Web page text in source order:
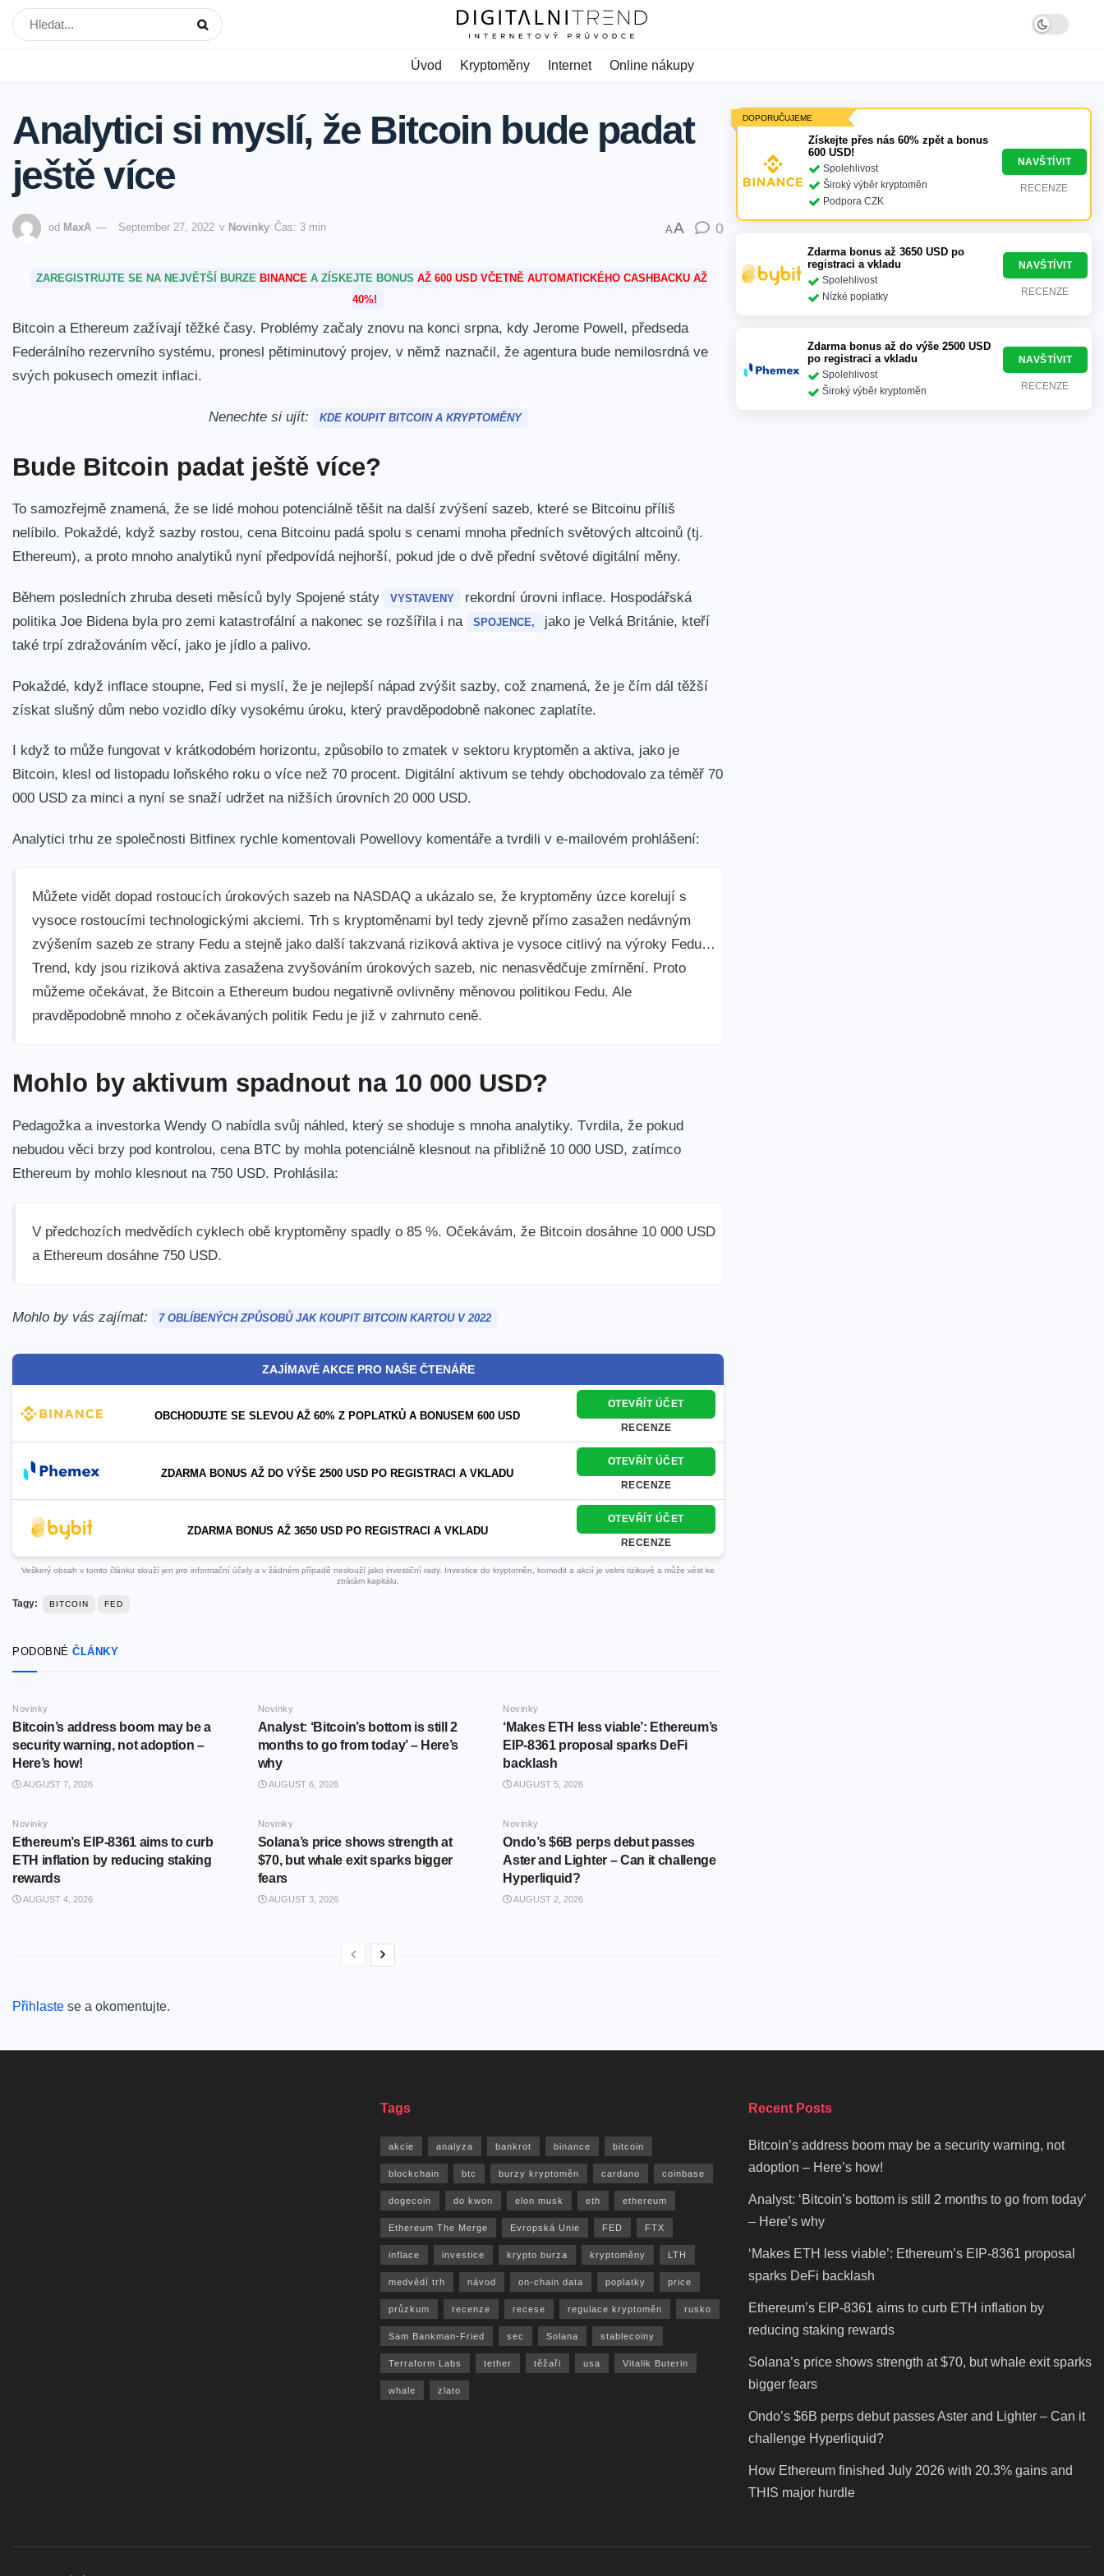
Úvod Kryptoměny Internet Online nákupy
Analytici si myslí, že Bitcoin bude padat
ještě více
od MaxA September 27, 2022 v Novinky Čas: 3 min AA 0
ZAREGISTRUJTE SE NA NEJVĚTŠÍ BURZE BINANCEA ZÍSKEJTE BONUS AŽ 600 USD VČETNĚ AUTOMATICKÉHO CASHBACKU AŽ
40%!
Bitcoin a Ethereum zažívají těžké časy. Problémy začaly znovu na konci srpna, kdy Jerome Powell, předseda
Federálního rezervního systému, pronesl pětiminutový projev, v němž naznačil, že agentura bude nemilosrdná ve
svých pokusech omezit inflaci.
Nenechte si ujít: KDE KOUPIT BITCOIN A KRYPTOMĚNY
Bude Bitcoin padat ještě více?
To samozřejmě znamená, že se lidé mohou potenciálně těšit na další zvýšení sazeb, které se Bitcoinu příliš
nelíbilo. Pokaždé, když sazby rostou, cena Bitcoinu padá spolu s cenami mnoha předních světových altcoinů (tj.
Ethereum), a proto mnoho analytiků nyní předpovídá nejhorší, pokud jde o dvě přední světové digitální měny.
Během posledních zhruba deseti měsíců byly Spojené státy VYSTAVENY
rekordní úrovni inflace. Hospodářská
politika Joe Bidena byla pro zemi katastrofální a nakonec se rozšířila i na
SPOJENCE,
jako je Velká Británie, kteří
také trpí zdražováním věcí, jako je jídlo a palivo.
Pokaždé, když inflace stoupne, Fed si myslí, že je nejlepší nápad zvýšit sazby, což znamená, že je čím dál těžší
získat slušný dům nebo vozidlo díky vysokému úroku, který pravděpodobně nakonec zaplatíte.
I když to může fungovat v krátkodobém horizontu, způsobilo to zmatek v sektoru kryptoměn a aktiva, jako je
Bitcoin, klesl od listopadu loňského roku o více než 70 procent. Digitální aktivum se tehdy obchodovalo za téměř 70
000 USD za minci a nyní se snaží udržet na nižších úrovních 20 000 USD.
Analytici trhu ze společnosti Bitfinex rychle komentovali Powellovy komentáře a tvrdili v e-mailovém prohlášení:
Můžete vidět dopad rostoucích úrokových sazeb na NASDAQ a ukázalo se, že kryptoměny úzce korelují s
vysoce rostoucími technologickými akciemi. Trh s kryptoměnami byl tedy zjevně přímo zasažen nedávným
zvýšením sazeb ze strany Fedu a stejně jako další takzvaná riziková aktiva je vysoce citlivý na výroky Fedu…
Trend, kdy jsou riziková aktiva zasažena zvyšováním úrokových sazeb, nic nenasvědčuje zmírnění. Proto
můžeme očekávat, že Bitcoin a Ethereum budou negativně ovlivněny měnovou politikou Fedu. Ale
pravděpodobně mnoho z očekávaných politik Fedu je již v zahrnuto ceně.
Mohlo by aktivum spadnout na 10 000 USD?
Pedagožka a investorka Wendy O nabídla svůj náhled, který se shoduje s mnoha analytiky. Tvrdila, že pokud
nebudou věci brzy pod kontrolou, cena BTC by mohla potenciálně klesnout na přibližně 10 000 USD, zatímco
Ethereum by mohlo klesnout na 750 USD. Prohlásila:
V předchozích medvědích cyklech obě kryptoměny spadly o 85 %. Očekávám, že Bitcoin dosáhne 10 000 USD
a Ethereum dosáhne 750 USD.
Mohlo by vás zajímat: 7 OBLÍBENÝCH ZPŮSOBŮ JAK KOUPIT BITCOIN KARTOU V 2022
ZAJÍMAVÉ AKCE PRO NAŠE ČTENÁŘE
OBCHODUJTE SE SLEVOU AŽ 60% Z POPLATKŮ A BONUSEM 600 USD
OTEVŘÍT ÚČET
RECENZE
ZDARMA BONUS AŽ DO VÝŠE 2500 USD PO REGISTRACI A VKLADU
OTEVŘÍT ÚČET
RECENZE
ZDARMA BONUS AŽ 3650 USD PO REGISTRACI A VKLADU
OTEVŘÍT ÚČET
RECENZE
Veškerý obsah v tomto článku slouží jen pro informační účely a v žádném případě neslouží jako investiční rady. Investice do kryptoměn, komodit a akcií je velmi rizikové a může vést ke
ztrátám kapitálu.
Tagy: BITCOIN FED
PODOBNÉ ČLÁNKY
Novinky
Bitcoin’s address boom may be a
security warning, not adoption –
Here’s how!
AUGUST 7, 2026
Novinky
Analyst: ‘Bitcoin’s bottom is still 2
months to go from today’ – Here’s
why
AUGUST 6, 2026
Novinky
‘Makes ETH less viable’: Ethereum’s
EIP-8361 proposal sparks DeFi
backlash
AUGUST 5, 2026
Novinky
Ethereum’s EIP-8361 aims to curb
ETH inflation by reducing staking
rewards
AUGUST 4, 2026
Novinky
Solana’s price shows strength at
$70, but whale exit sparks bigger
fears
AUGUST 3, 2026
Novinky
Ondo’s $6B perps debut passes
Aster and Lighter – Can it challenge
Hyperliquid?
AUGUST 2, 2026
Přihlaste se a okomentujte.
DOPORUČUJEME
Získejte přes nás 60% zpět a bonus
600 USD!
Spolehlivost
Široký výběr kryptoměn
Podpora CZK
NAVŠTÍVIT
RECENZE
Zdarma bonus až 3650 USD po
registraci a vkladu
Spolehlivost
Nízké poplatky
NAVŠTÍVIT
RECENZE
Zdarma bonus až do výše 2500 USD
po registraci a vkladu
Spolehlivost
Široký výběr kryptoměn
NAVŠTÍVIT
RECENZE
Tags
akcie analyza bankrot binance bitcoin
blockchain btc burzy kryptoměn cardano coinbase
dogecoin do kwon elon musk eth ethereum
Ethereum The Merge Evropská Unie FED FTX
inflace investice krypto burza kryptoměny LTH
medvědí trh návod on-chain data poplatky price
průzkum recenze recese regulace kryptoměn rusko
Sam Bankman-Fried sec Solana stablecoiny
Terraform Labs tether těžaři usa Vitalik Buterin
whale zlato
Recent Posts
Bitcoin’s address boom may be a security warning, not
adoption – Here’s how!
Analyst: ‘Bitcoin’s bottom is still 2 months to go from today’
– Here’s why
‘Makes ETH less viable’: Ethereum’s EIP-8361 proposal
sparks DeFi backlash
Ethereum’s EIP-8361 aims to curb ETH inflation by
reducing staking rewards
Solana’s price shows strength at $70, but whale exit sparks
bigger fears
Ondo’s $6B perps debut passes Aster and Lighter – Can it
challenge Hyperliquid?
How Ethereum finished July 2026 with 20.3% gains and
THIS major hurdle